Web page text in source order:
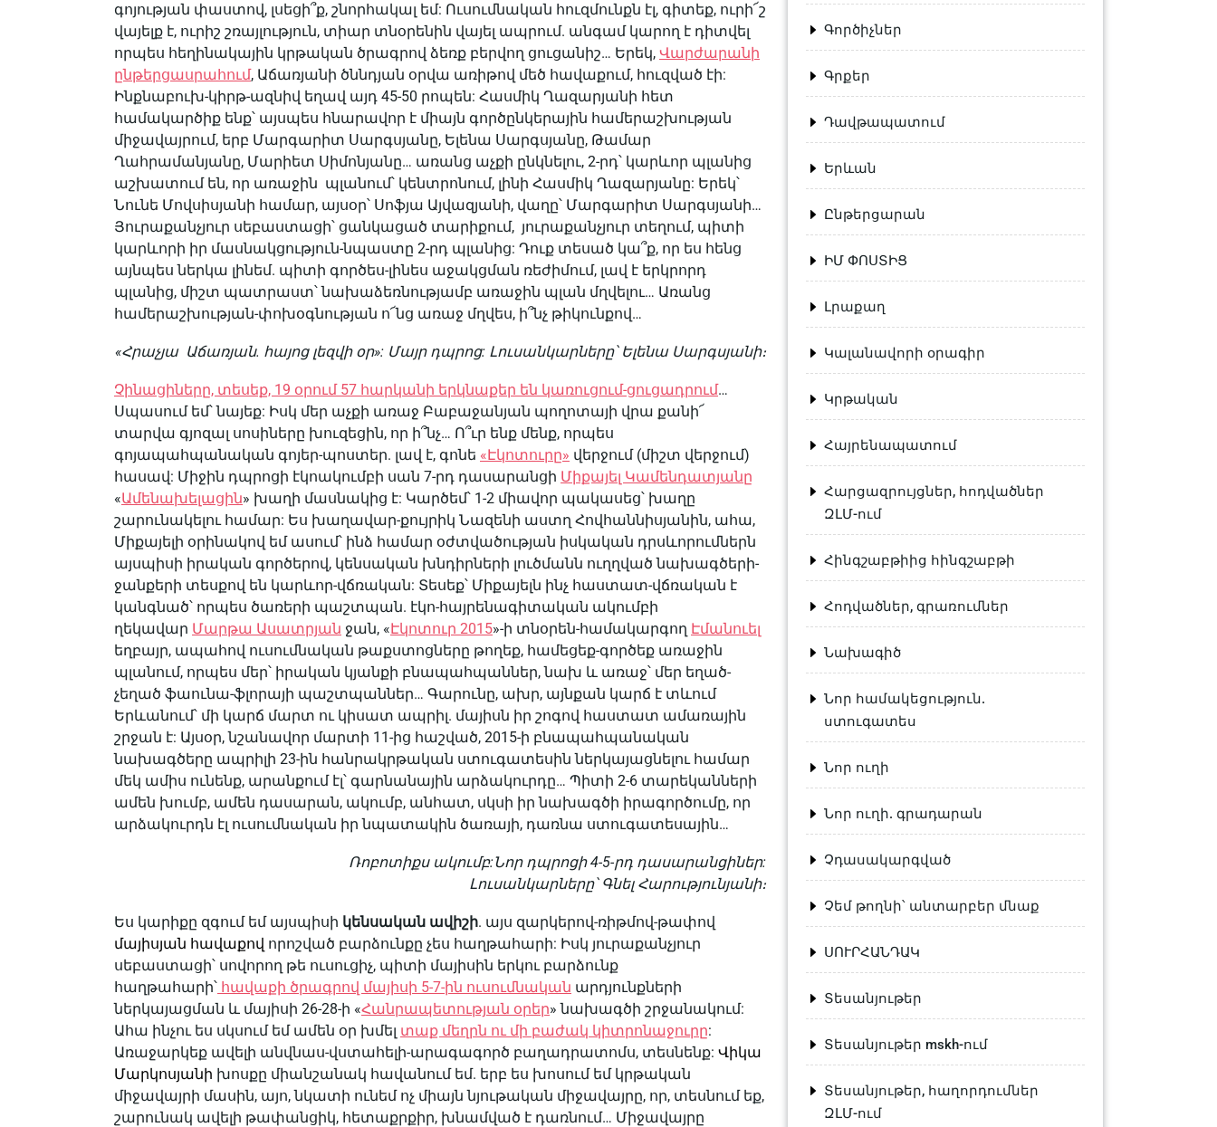
գոյության փաստով, լսեցի՞ք, շնորհակալ եմ: Ուսումնական հուզմունքն էլ, գիտեք, ուրի՜շ
վայելք է, ուրիշ շռայլություն, տիար տնօրենին վայել ապրում. անգամ կարող է դիտվել
որպես հեղինակային կրթական ծրագրով ձեռք բերվող ցուցանիշ… Երեկ, Վարժարանի
ընթերցասրահում, Աճառյանի ծննդյան օրվա առիթով մեծ հավաքում, հուզված էի:
Ինքնաբուխ-կիրթ-ազնիվ եղավ այդ 45-50 րոպեն: Հասմիկ Ղազարյանի հետ
համակարծիք ենք՝ այսպես հնարավոր է միայն գործընկերային համերաշխության
միջավայրում, երբ Մարգարիտ Սարգսյանը, Ելենա Սարգսյանը, Թամար
Ղահրամանյանը, Մարիետ Սիմոնյանը… առանց աչքի ընկնելու, 2-րդ՝ կարևոր պլանից
աշխատում են, որ առաջին պլանում՝ կենտրոնում, լինի Հասմիկ Ղազարյանը: Երեկ՝
Նունե Մովսիսյանի համար, այսօր՝ Սոֆյա Այվազյանի, վաղը՝ Մարգարիտ Սարգսյանի…
Յուրաքանչյուր սեբաստացի՝ ցանկացած տարիքում, յուրաքանչյուր տեղում, պիտի
կարևորի իր մասնակցություն-նպաստը 2-րդ պլանից: Դուք տեսած կա՞ք, որ ես հենց
այնպես ներկա լինեմ. պիտի գործես-լինես աջակցման ռեժիմում, լավ է երկրորդ
պլանից, միշտ պատրաստ՝ նախաձեռնությամբ առաջին պլան մղվելու… Առանց
համերաշխության-փոխօգնության ո՜նց առաջ մղվես, ի՞նչ թիկունքով…
«Հրաչյա Աճառյան. հայոց լեզվի օր»: Մայր դպրոց: Լուսանկարները՝ Ելենա Սարգսյանի։
Չինացիները, տեսեք, 19 օրում 57 հարկանի երկնաքեր են կառուցում-ցուցադրում…
Սպասում եմ՝ նայեք: Իսկ մեր աչքի առաջ Բաբաջանյան պողոտայի վրա քանի՜
տարվա գյոզալ սոսիները խուզեցին, որ ի՞նչ… Ո՞ւր ենք մենք, որպես
գոյապահպանական գոյեր-պոստեր. լավ է, գոնե «Էկոտուրը» վերջում (միշտ վերջում)
հասավ: Միջին դպրոցի էկոակումբի սան 7-րդ դասարանցի Միքայել Կամենդատյանը
«Ամենախելացին» խաղի մասնակից է: Կարծեմ՝ 1-2 միավոր պակասեց՝ խաղը
շարունակելու համար: Ես խաղավար-քույրիկ Նազենի աստղ Հովհաննիսյանին, ահա,
Միքայելի օրինակով եմ ասում՝ ինձ համար օժտվածության իսկական դրսևորումներն
այսպիսի իրական գործերով, կենսական խնդիրների լուծմանն ուղղված նախագծերի-
ջանքերի տեսքով են կարևոր-վճռական: Տեսեք՝ Միքայելն ինչ հաստատ-վճռական է
կանգնած՝ որպես ծառերի պաշտպան. էկո-հայրենագիտական ակումբի
ղեկավար Մարթա Ասատրյան ջան, «Էկոտուր 2015»-ի տնօրեն-համակարգող Էմանուել
եղբայր, ապահով ուսումնական թաքստոցները թողեք, համեցեք-գործեք առաջին
պլանում, որպես մեր՝ իրական կյանքի բնապահպաններ, նախ և առաջ՝ մեր եղած-
չեղած ֆաունա-ֆլորայի պաշտպաններ… Գարունը, ախր, այնքան կարճ է տևում
Երևանում՝ մի կարճ մարտ ու կիսատ ապրիլ. մայիսն իր շոգով հաստատ ամառային
շրջան է: Այսօր, նշանավոր մարտի 11-ից հաշված, 2015-ի բնապահպանական
նախագծերը ապրիլի 23-ին հանրակրթական ստուգատեսին ներկայացնելու համար
մեկ ամիս ունենք, արանքում էլ՝ գարնանային արձակուրդը… Պիտի 2-6 տարեկանների
ամեն խումբ, ամեն դասարան, ակումբ, անհատ, սկսի իր նախագծի իրագործումը, որ
արձակուրդն էլ ուսումնական իր նպատակին ծառայի, դառնա ստուգատեսային…
Ռոբոտիքս ակումբ:Նոր դպրոցի 4-5-րդ դասարանցիներ:
Լուսանկարները՝ Գնել Հարությունյանի։
Ես կարիքը զգում եմ այսպիսի կենսական ավիշի. այս զարկերով-ռիթմով-թափով
մայիսյան հավաքով որոշված բարձունքը չես հաղթահարի: Իսկ յուրաքանչյուր
սեբաստացի՝ սովորող թե ուսուցիչ, պիտի մայիսին երկու բարձունք
հաղթահարի՝ հավաքի ծրագրով մայիսի 5-7-ին ուսումնական արդյունքների
ներկայացման և մայիսի 26-28-ի «Հանրապետության օրեր» նախագծի շրջանակում:
Ահա ինչու ես սկսում եմ ամեն օր խմել տաք մեղրն ու մի բաժակ կիտրոնաջուրը:
Առաջարկեք ավելի անվնաս-վստահելի-արագագործ բաղադրատոմս, տեսնենք: Վիկա
Մարկոսյանի խոսքը միանշանակ հավանում եմ. երբ ես խոսում եմ կրթական
միջավայրի մասին, այո, նկատի ունեմ ոչ միայն նյութական միջավայրը, որ, տեսնում եք,
շարունակ ավելի թափանցիկ, հետաքրքիր, խնամված է դառնում… Միջավայրը
Գործիչներ
Գրքեր
Դավթապատում
Երևան
Ընթերցարան
ԻՄ ՓՈՍՏԻՑ
Լրաքաղ
Կալանավորի օրագիր
Կրթական
Հայրենապատում
Հարցազրույցներ, հոդվածներ
ԶԼՄ-ում
Հինգշաբթիից հինգշաբթի
Հոդվածներ, գրառումներ
Նախագիծ
Նոր համակեցություն.
ստուգատես
Նոր ուղի
Նոր ուղի. գրադարան
Չդասակարգված
Չեմ թողնի՝ անտարբեր մնաք
ՍՈՒՐՀԱՆԴԱԿ
Տեսանյութեր
Տեսանյութեր mskh-ում
Տեսանյութեր, հաղորդումներ
ԶԼՄ-ում